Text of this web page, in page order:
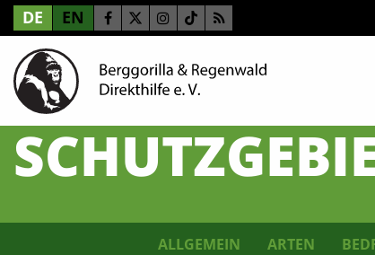
DE EN
ALLGEMEIN ARTEN